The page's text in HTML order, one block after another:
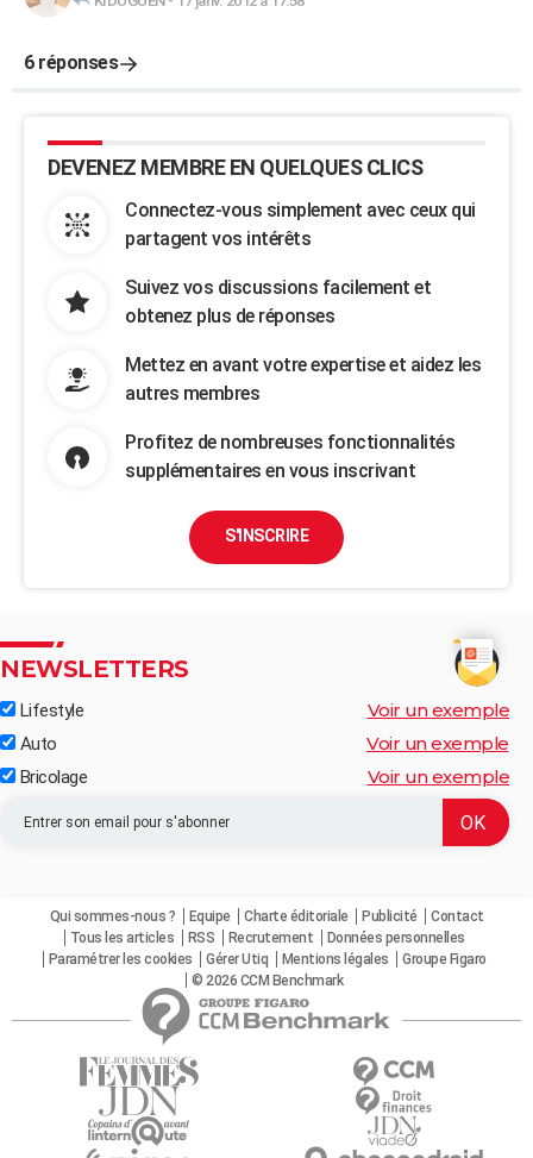
6 réponses
DEVENEZ MEMBRE EN QUELQUES CLICS
Connectez-vous simplement avec ceux qui
partagent vos intérêts
Suivez vos discussions facilement et
obtenez plus de réponses
Mettez en avant votre expertise et aidez les
autres membres
Profitez de nombreuses fonctionnalités
supplémentaires en vous inscrivant
S'INSCRIRE
NEWSLETTERS
Lifestyle Voir un exemple
Auto Voir un exemple
Bricolage Voir un exemple
Qui sommes-nous ? Equipe Charte éditoriale Publicité
Contact
Tous les articles
RSS Recrutement
Données personnelles
Paramétrer les cookies
Gérer Utiq Mentions légales
Groupe Figaro
© 2026 CCM Benchmark